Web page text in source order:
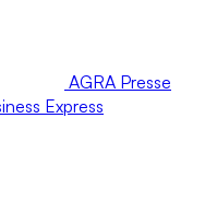
AGRA Presse
Express